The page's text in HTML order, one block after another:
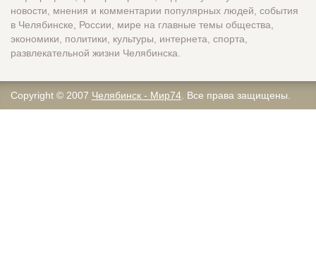
новости, мнения и комментарии популярных людей, события
в Челябинске, России, мире на главные темы общества,
экономики, политики, культуры, интернета, спорта,
развлекательной жизни Челябинска.
Copyright © 2007 Челябинск - Мир74 . Все права защищены.